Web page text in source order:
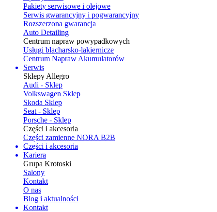
Pakiety serwisowe i olejowe
Serwis gwarancyjny i pogwarancyjny
Rozszerzona gwarancja
Auto Detailing
Centrum napraw powypadkowych
Usługi blacharsko-lakiernicze
Centrum Napraw Akumulatorów
Serwis
Sklepy Allegro
Audi - Sklep
Volkswagen Sklep
Skoda Sklep
Seat - Sklep
Porsche - Sklep
Części i akcesoria
Części zamienne NORA B2B
Części i akcesoria
Kariera
Grupa Krotoski
Salony
Kontakt
O nas
Blog i aktualności
Kontakt